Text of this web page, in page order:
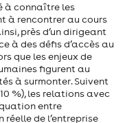
à connaître les
à rencontrer au cours
près d’un dirigeant
à des défis d’accès au
que les enjeux de
figurent au
à surmonter. Suivent
%), les relations avec
entre
de l’entreprise